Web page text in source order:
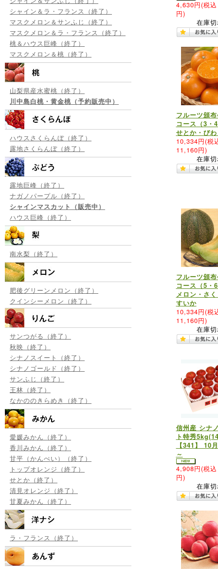
シャイン＆ラ・フランス（終了）
マスクメロン＆サンふじ（終了）
マスクメロン＆ラ・フランス（終了）
桃＆ハウス巨峰（終了）
マスクメロン＆桃（終了）
山梨県産水蜜桃（終了）
川中島白桃・黄金桃（予約販売中）
ハウスさくらんぼ（終了）
露地さくらんぼ（終了）
露地巨峰（終了）
ナガノパープル（終了）
シャインマスカット（販売中）
ハウス巨峰（終了）
南水梨（終了）
肥後グリーンメロン（終了）
クインシーメロン（終了）
サンつがる（終了）
秋映（終了）
シナノスイート（終了）
シナノゴールド（終了）
サンふじ（終了）
王林（終了）
なかののきらめき（終了）
愛媛みかん（終了）
香川みかん（終了）
甘平（かんぺい）（終了）
トップオレンジ（終了）
せとか（終了）
清見オレンジ（終了）
甘夏みかん（終了）
ラ・フランス（終了）
4,630円(税
円)
在庫
フルーツ頒
コース（3・
せとか・び
10,334円(税
11,160円)
在庫
フルーツ頒
コース（5・
メロン・さ
すいか
10,334円(税
11,160円)
在庫
信州産 シナ
ト特秀
【341】 10
～
4,908円(税
円)
在庫